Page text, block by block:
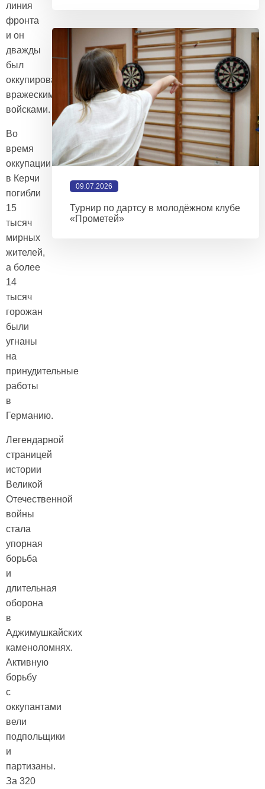
линия
фронта
и он
дважды
был
оккупирован
вражескими
войсками.
Во
время
оккупации
в Керчи
погибли
15
тысяч
мирных
жителей,
а более
14
тысяч
горожан
были
угнаны
на
принудительные
работы
в
Германию.
Легендарной
страницей
истории
Великой
Отечественной
войны
стала
упорная
борьба
и
длительная
оборона
в
Аджимушкайских
каменоломнях.
Активную
борьбу
с
оккупантами
вели
подпольщики
и
партизаны.
За 320
09.07.2026
Турнир по дартсу в молодёжном клубе
«Прометей»